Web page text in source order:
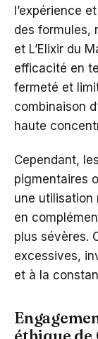
l’expérience
des formules,
et L’Elixir du
efficacité en
fermeté et
combinaison
haute
Cependant,
pigmentaires
une utilisation
en
plus sévères.
excessives,
et à la